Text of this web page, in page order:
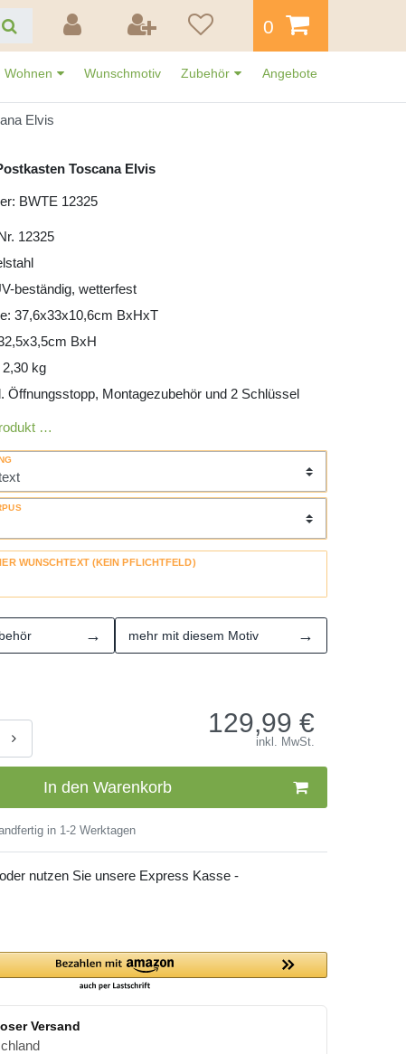
0
Wohnen Wunschmotiv Zubehör Angebote
Elvis
Toscana Elvis
BWTE 12325
12325
beständig, wetterfest
37,6x33x10,6cm BxHxT
BxH
kg
Öffnungsstopp, Montagezubehör und 2 Schlüssel
…
WUNSCHTEXT (KEIN PFLICHTFELD)
→ mehr mit diesem Motiv →
129,99 €
inkl. MwSt.
In den Warenkorb
in 1-2 Werktagen
nutzen Sie unsere Express Kasse -
Versand